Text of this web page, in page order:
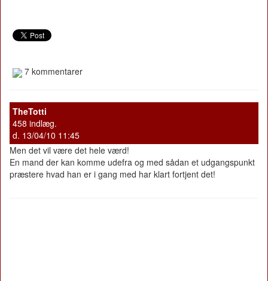
7 kommentarer
TheTotti
458 indlæg.
d. 13/04/10 11:45
Men det vil være det hele værd!
En mand der kan komme udefra og med sådan et udgangspunkt
præstere hvad han er i gang med har klart fortjent det!